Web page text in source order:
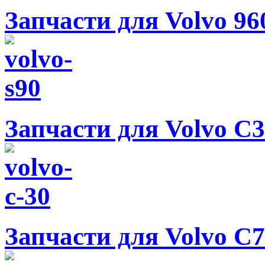
Запчасти для Volvo
Запчасти для Volvo
Запчасти для Volvo